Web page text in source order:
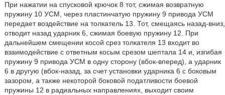
При нажатии на спусковой крючок 8 тот, сжимая возвратную
пружину 10 УСМ, через пластинчатую пружину 9 привода УСМ
передает воздействие на толкатель 13. Тот, смещаясь назад-вниз,
отводит назад ударник 6, сжимая боевую пружину 12. При
дальнейшем смещении косой срез толкателя 13 входит во
взаимодействие с ответным косым срезом шептала 14 и, изгибая
пружину 9 привода УСМ в одну сторону (вбок-вперед), а ударник
6 в другую (вбок-назад, за счет установки ударника 6 с боковым
зазором, а также некоторой боковой податливости боевой
пружины 12 в радиальных направлениях, выходит своим